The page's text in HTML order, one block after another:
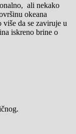
ali nekako
okeana
da se zaviruje u
iskreno brine o